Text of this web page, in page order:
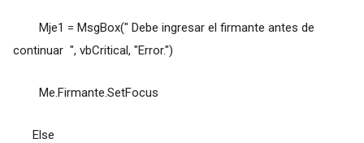
Mje1 = MsgBox(" Debe ingresar el firmante antes de
continuar ", vbCritical, "Error.")
Me.Firmante.SetFocus
Else